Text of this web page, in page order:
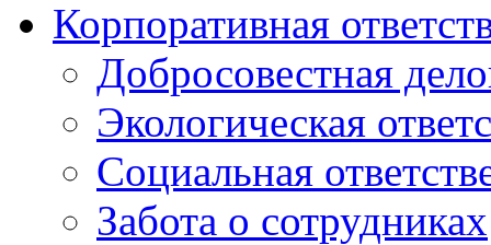
Корпоративная
Добросовестная
Экологическая
Социальная
Забота о сотрудниках